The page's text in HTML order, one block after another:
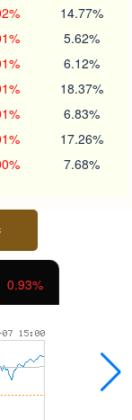
14.77%
5.62%
6.12%
18.37%
6.83%
17.26%
7.68%
1.01%